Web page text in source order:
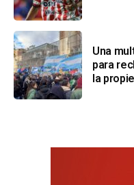
Una
para
la